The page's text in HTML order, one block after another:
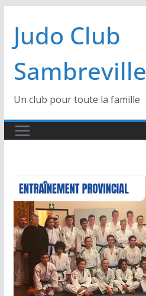
contenu
Judo Club
Sambreville
Un club pour toute la famille